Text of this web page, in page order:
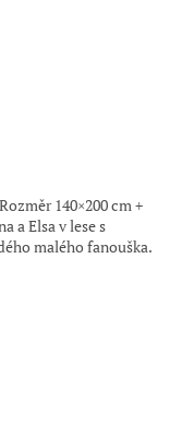
140×200 cm +
a Elsa v lese s
malého fanouška.